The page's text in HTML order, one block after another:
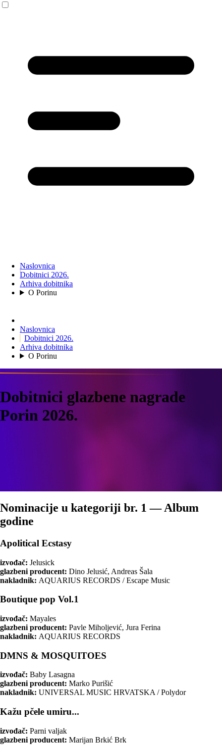
Naslovnica
Dobitnici 2026.
Arhiva dobitnika
O Porinu
Naslovnica
Dobitnici 2026.
Arhiva dobitnika
O Porinu
Dobitnici glazbene nagrade
Porin 2026.
Nominacije u kategoriji br. 1 — Album
godine
Apolitical Ecstasy
izvođač: Jelusick
glazbeni producent: Dino Jelusić, Andreas Šala
nakladnik: AQUARIUS RECORDS / Escape Music
Boutique pop Vol.1
izvođač: Mayales
glazbeni producent: Pavle Miholjević, Jura Ferina
nakladnik: AQUARIUS RECORDS
DMNS & MOSQUITOES
izvođač: Baby Lasagna
glazbeni producent: Marko Purišić
nakladnik: UNIVERSAL MUSIC HRVATSKA / Polydor
Kažu pčele umiru...
izvođač: Parni valjak
glazbeni producent: Marijan Brkić Brk